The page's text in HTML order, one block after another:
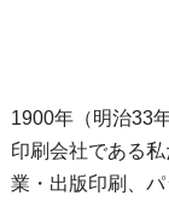
1900年（明治33
印刷会社である
業・出版印刷、